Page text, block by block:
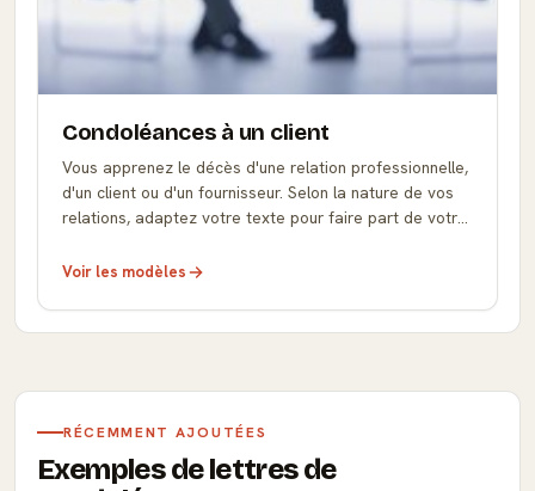
Condoléances à un client
Vous apprenez le décès d'une relation professionnelle,
d'un client ou d'un fournisseur. Selon la nature de vos
relations, adaptez votre texte pour faire part de votre
Voir les modèles
RÉCEMMENT AJOUTÉES
Exemples de lettres de